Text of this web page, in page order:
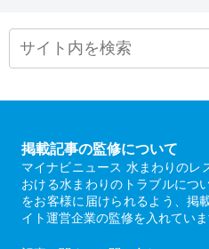
掲載記事の監修について
マイナビニュース 水まわりのレ
おける水まわりのトラブルにつ
をお客様に届けられるよう、掲
イト運営企業の監修を入れていま